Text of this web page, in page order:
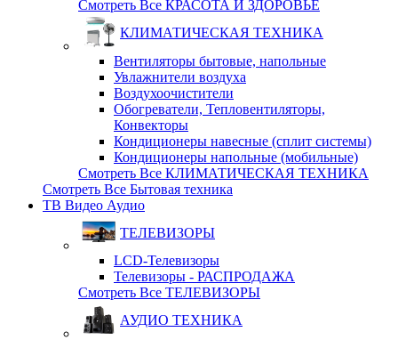
Смотреть Все КРАСОТА И ЗДОРОВЬЕ
КЛИМАТИЧЕСКАЯ ТЕХНИКА
Вентиляторы бытовые, напольные
Увлажнители воздуха
Воздухоочистители
Обогреватели, Тепловентиляторы,
Конвекторы
Кондиционеры навесные (сплит системы)
Кондиционеры напольные (мобильные)
Смотреть Все КЛИМАТИЧЕСКАЯ ТЕХНИКА
Смотреть Все Бытовая техника
ТВ Видео Аудио
ТЕЛЕВИЗОРЫ
LCD-Телевизоры
Телевизоры - РАСПРОДАЖА
Смотреть Все ТЕЛЕВИЗОРЫ
АУДИО ТЕХНИКА